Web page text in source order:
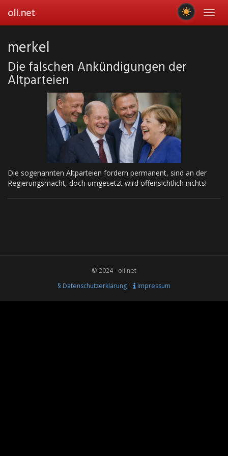
main
oli.net
merkel
Die falschen Ankündigungen der
Altparteien
Die sogenannten Altparteien fordern permanent, sind an der
Regierungsmacht, doch umgesetzt wird offensichtlich nichts!
© 2024 - oli.net
§ Datenschutzerklärung
Impressum